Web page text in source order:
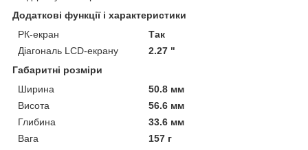
Додаткові функції і характеристики
РК-екран
Так
Діагональ LCD-екрану
2.27 "
Габаритні розміри
Ширина
50.8 мм
Висота
56.6 мм
Глибина
33.6 мм
Вага
157 г